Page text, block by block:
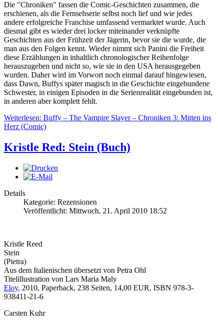
Die "Chroniken" fassen die Comic-Geschichten zusammen, die
erschienen, als die Fernsehserie selbst noch lief und wie jedes
andere erfolgreiche Franchise umfassend vermarktet wurde. Auch
diesmal gibt es wieder drei locker miteinander verknüpfte
Geschichten aus der Frühzeit der Jägerin, bevor sie die wurde, die
man aus den Folgen kennt. Wieder nimmt sich Panini die Freiheit
diese Erzählungen in inhaltlich chronologischer Reihenfolge
herauszugeben und nicht so, wie sie in den USA herausgegeben
wurden. Daher wird im Vorwort noch einmal darauf hingewiesen,
dass Dawn, Buffys später magisch in die Geschichte eingebundene
Schwester, in einigen Episoden in die Serienrealität eingebunden ist,
in anderen aber komplett fehlt.
Weiterlesen: Buffy – The Vampire Slayer – Chroniken 3: Mitten ins
Herz (Comic)
Kristle Red: Stein (Buch)
Details
Kategorie: Rezensionen
Veröffentlicht: Mittwoch, 21. April 2010 18:52
Kristle Reed
Stein
(Pietra)
Aus dem Italienischen übersetzt von Petra Ohl
Titelillustration von Lars Maria Maly
Eloy, 2010, Paperback, 238 Seiten, 14,00 EUR, ISBN 978-3-
938411-21-6
Carsten Kuhr